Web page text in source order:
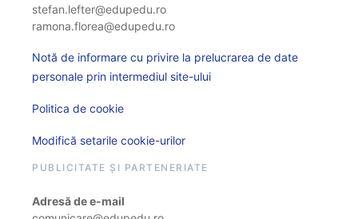
stefan.lefter@edupedu.ro
ramona.florea@edupedu.ro
Notă de informare cu privire la prelucrarea de date
personale prin intermediul site-ului
Politica de cookie
Modifică setarile cookie-urilor
PUBLICITATE ȘI PARTENERIATE
Adresă de e-mail